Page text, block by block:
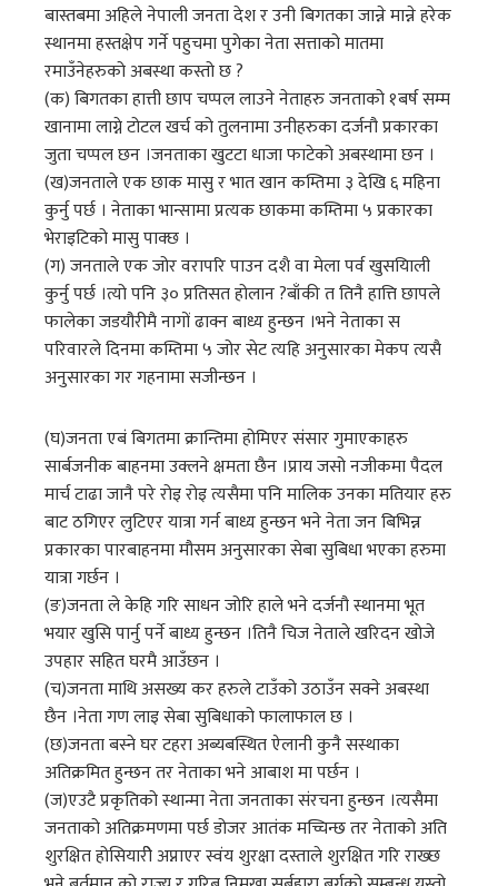
बास्तबमा अहिले नेपाली जनता देश र उनी बिगतका जान्ने मान्ने हरेक
स्थानमा हस्तक्षेप गर्ने पहुचमा पुगेका नेता सत्ताको मातमा
रमाउँनेहरुको अबस्था कस्तो छ ?
(क) बिगतका हात्ती छाप चप्पल लाउने नेताहरु जनताको १बर्ष सम्म
खानामा लाग्ने टोटल खर्च को तुलनामा उनीहरुका दर्जनौ प्रकारका
जुता चप्पल छन ।जनताका खुटटा धाजा फाटेको अबस्थामा छन ।
(ख)जनताले एक छाक मासु र भात खान कम्तिमा ३ देखि ६ महिना
कुर्नु पर्छ । नेताका भान्सामा प्रत्यक छाकमा कम्तिमा ५ प्रकारका
भेराइटिको मासु पाक्छ ।
(ग) जनताले एक जोर वरापरि पाउन दशै वा मेला पर्व खुसयिाली
कुर्नु पर्छ ।त्यो पनि ३० प्रतिसत होलान ?बाँकी त तिनै हात्ति छापले
फालेका जडयौरीमै नागों ढाक्न बाध्य हुन्छन ।भने नेताका स
परिवारले दिनमा कम्तिमा ५ जोर सेट त्यहि अनुसारका मेकप त्यसै
अनुसारका गर गहनामा सजीन्छन ।
(घ)जनता एबं बिगतमा क्रान्तिमा होमिएर संसार गुमाएकाहरु
सार्बजनीक बाहनमा उक्लने क्षमता छैन ।प्राय जसो नजीकमा पैदल
मार्च टाढा जानै परे रोइ रोइ त्यसैमा पनि मालिक उनका मतियार हरु
बाट ठगिएर लुटिएर यात्रा गर्न बाध्य हुन्छन भने नेता जन बिभिन्न
प्रकारका पारबाहनमा मौसम अनुसारका सेबा सुबिधा भएका हरुमा
यात्रा गर्छन ।
(ङ)जनता ले केहि गरि साधन जोरि हाले भने दर्जनौ स्थानमा भूत
भयार खुसि पार्नु पर्ने बाध्य हुन्छन ।तिनै चिज नेताले खरिदन खोजे
उपहार सहित घरमै आउँछन ।
(च)जनता माथि असख्य कर हरुले टाउँको उठाउँन सक्ने अबस्था
छैन ।नेता गण लाइ सेबा सुबिधाको फालाफाल छ ।
(छ)जनता बस्ने घर टहरा अब्यबस्थित ऐलानी कुनै सस्थाका
अतिक्रमित हुन्छन तर नेताका भने आबाश मा पर्छन ।
(ज)एउटै प्रकृतिको स्थान्मा नेता जनताका संरचना हुन्छन ।त्यसैमा
जनताको अतिक्रमणमा पर्छ डोजर आतंक मच्चिन्छ तर नेताको अति
शुरक्षित होसियारीे अप्नाएर स्वंय शुरक्षा दस्ताले शुरक्षित गरि राख्छ